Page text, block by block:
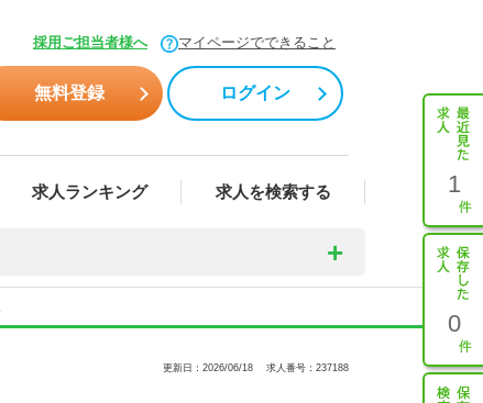
採用ご担当者様へ マイページでできること
無料登録 ログイン
求人ランキング 求人を検索する 1
0
更新日：2026/06/18 求人番号：237188